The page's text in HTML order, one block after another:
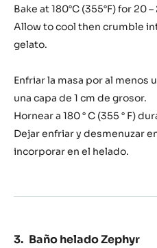
Bake at 180°C (355°F) for 20
Allow to cool then crumble
gelato.
Enfriar la masa por al menos
una capa de 1 cm de grosor.
Hornear a 180 ° C (355 ° F)
Dejar enfriar y desmenuzar
incorporar en el helado.
Baño helado Zephyr